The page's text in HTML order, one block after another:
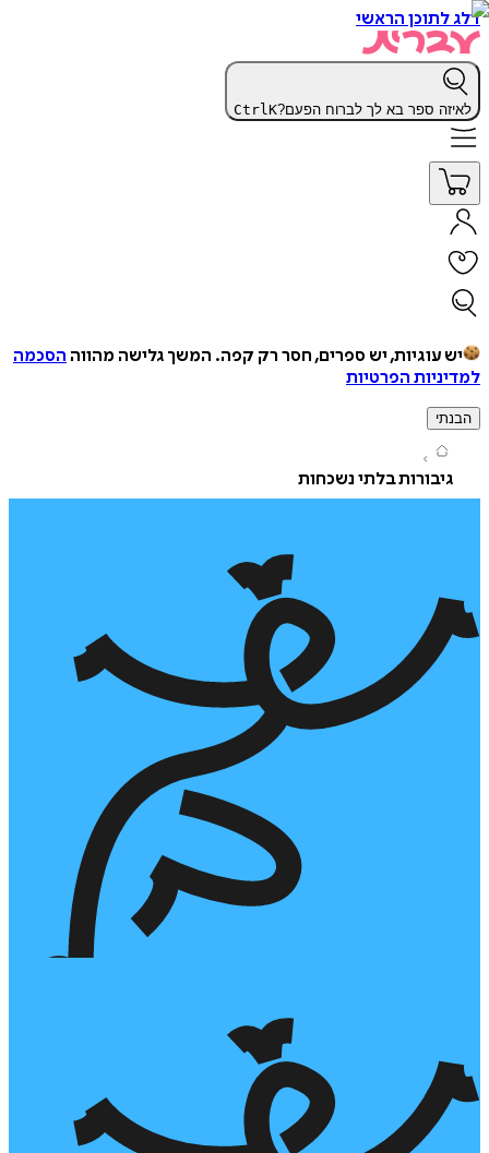
הראשי
ספר בא לך לברוח הפעם? CtrlK
עוגיות, יש ספרים, חסר רק קפה. המשך גלישה מהווההסכמה
הפרטיות
בלתי נשכחות